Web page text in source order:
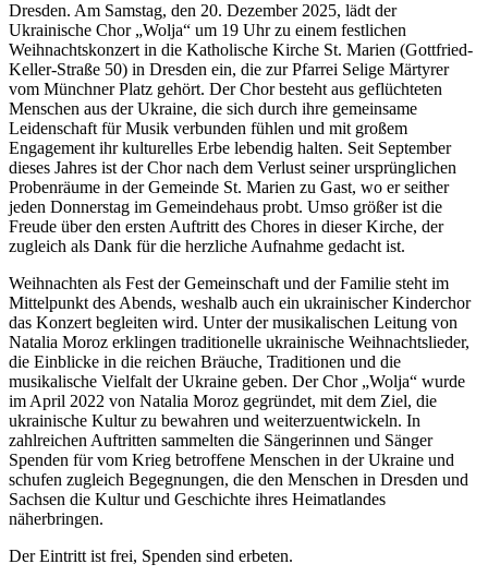
Dresden. Am Samstag, den 20. Dezember 2025, lädt der
Ukrainische Chor „Wolja“ um 19 Uhr zu einem festlichen
Weihnachtskonzert in die Katholische Kirche St. Marien (Gottfried-
Keller-Straße 50) in Dresden ein, die zur Pfarrei Selige Märtyrer
vom Münchner Platz gehört. Der Chor besteht aus geflüchteten
Menschen aus der Ukraine, die sich durch ihre gemeinsame
Leidenschaft für Musik verbunden fühlen und mit großem
Engagement ihr kulturelles Erbe lebendig halten. Seit September
dieses Jahres ist der Chor nach dem Verlust seiner ursprünglichen
Probenräume in der Gemeinde St. Marien zu Gast, wo er seither
jeden Donnerstag im Gemeindehaus probt. Umso größer ist die
Freude über den ersten Auftritt des Chores in dieser Kirche, der
zugleich als Dank für die herzliche Aufnahme gedacht ist.
Weihnachten als Fest der Gemeinschaft und der Familie steht im
Mittelpunkt des Abends, weshalb auch ein ukrainischer Kinderchor
das Konzert begleiten wird. Unter der musikalischen Leitung von
Natalia Moroz erklingen traditionelle ukrainische Weihnachtslieder,
die Einblicke in die reichen Bräuche, Traditionen und die
musikalische Vielfalt der Ukraine geben. Der Chor „Wolja“ wurde
im April 2022 von Natalia Moroz gegründet, mit dem Ziel, die
ukrainische Kultur zu bewahren und weiterzuentwickeln. In
zahlreichen Auftritten sammelten die Sängerinnen und Sänger
Spenden für vom Krieg betroffene Menschen in der Ukraine und
schufen zugleich Begegnungen, die den Menschen in Dresden und
Sachsen die Kultur und Geschichte ihres Heimatlandes
näherbringen.
Der Eintritt ist frei, Spenden sind erbeten.